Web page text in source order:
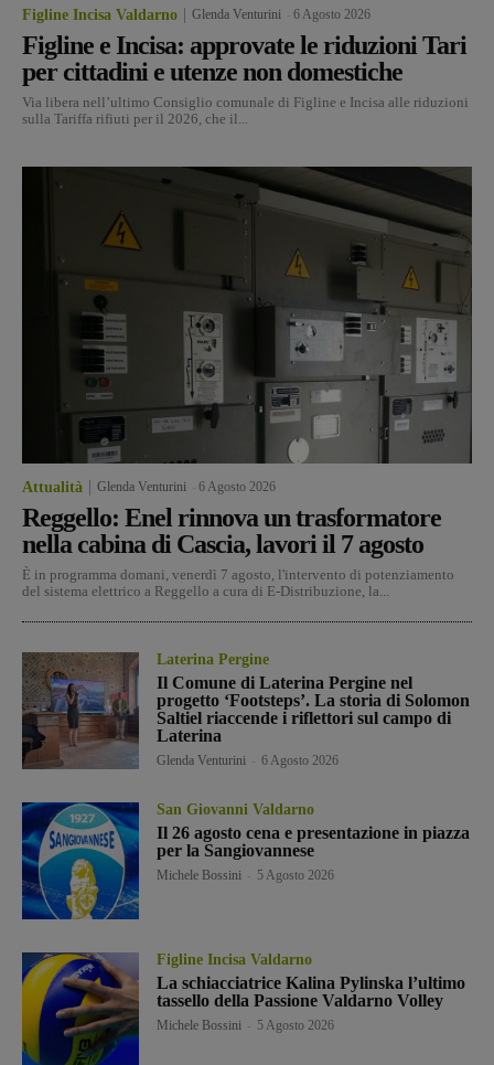
Figline Incisa Valdarno Glenda Venturini 6 Agosto 2026
Figline e Incisa: approvate le riduzioni Tari
per cittadini e utenze non domestiche
Via libera nell’ultimo Consiglio comunale di Figline e Incisa alle riduzioni
sulla Tariffa rifiuti per il 2026, che il...
Attualità Glenda Venturini 6 Agosto 2026
Reggello: Enel rinnova un trasformatore
nella cabina di Cascia, lavori il 7 agosto
È in programma domani, venerdì 7 agosto, l'intervento di potenziamento
del sistema elettrico a Reggello a cura di E-Distribuzione, la...
Laterina Pergine
Il Comune di Laterina Pergine nel
progetto ‘Footsteps’. La storia di Solomon
Saltiel riaccende i riflettori sul campo di
Laterina
Glenda Venturini 6 Agosto 2026
San Giovanni Valdarno
Il 26 agosto cena e presentazione in piazza
per la Sangiovannese
Michele Bossini 5 Agosto 2026
Figline Incisa Valdarno
La schiacciatrice Kalina Pylinska l’ultimo
tassello della Passione Valdarno Volley
Michele Bossini 5 Agosto 2026